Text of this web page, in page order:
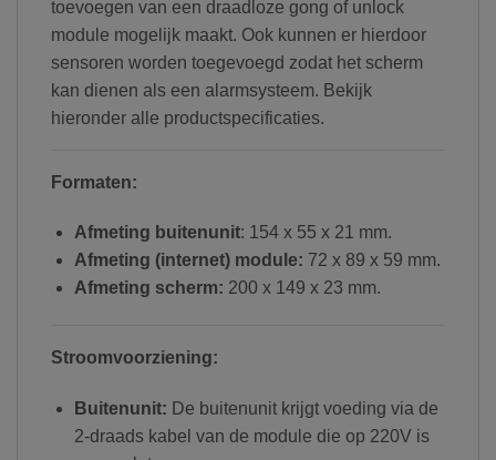
toevoegen van een draadloze gong of unlock
module mogelijk maakt. Ook kunnen er hierdoor
sensoren worden toegevoegd zodat het scherm
kan dienen als een alarmsysteem. Bekijk
hieronder alle productspecificaties.
Formaten:
Afmeting buitenunit: 154 x 55 x 21 mm.
Afmeting (internet) module: 72 x 89 x 59 mm.
Afmeting scherm: 200 x 149 x 23 mm.
Stroomvoorziening:
Buitenunit: De buitenunit krijgt voeding via de
2-draads kabel van de module die op 220V is